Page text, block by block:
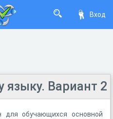
Вход
языку. Вариант 2
для обучающихся основной